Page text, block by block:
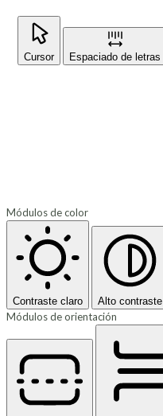
Cursor Espaciado de letras
Módulos de color
Contraste claro Alto contraste
Módulos de orientación